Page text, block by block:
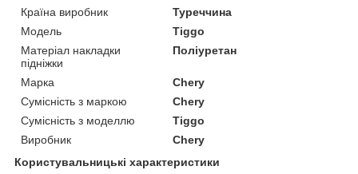
Країна виробник
Туреччина
Модель
Tiggo
Матеріал накладки
підніжки
Поліуретан
Марка
Chery
Сумісність з маркою
Chery
Сумісність з моделлю
Tiggo
Виробник
Chery
Користувальницькі характеристики